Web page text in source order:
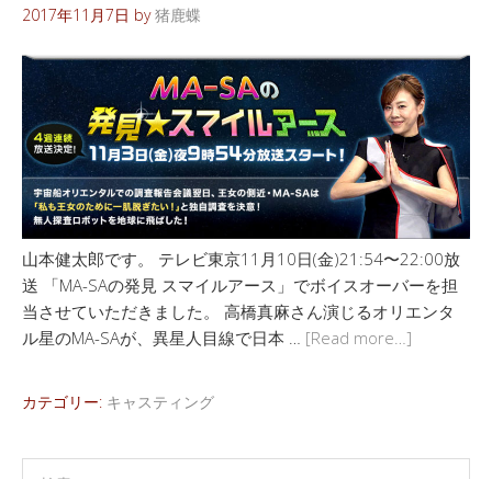
2017年11月7日 by猪鹿蝶
山本健太郎です。 テレビ東京11月10日(金)21:54〜22:00放
送 「MA-SAの発見 スマイルアース」でボイスオーバーを担
当させていただきました。 高橋真麻さん演じるオリエンタ
ル星のMA-SAが、異星人目線で日本 … [Read more…]
カテゴリー: キャスティング